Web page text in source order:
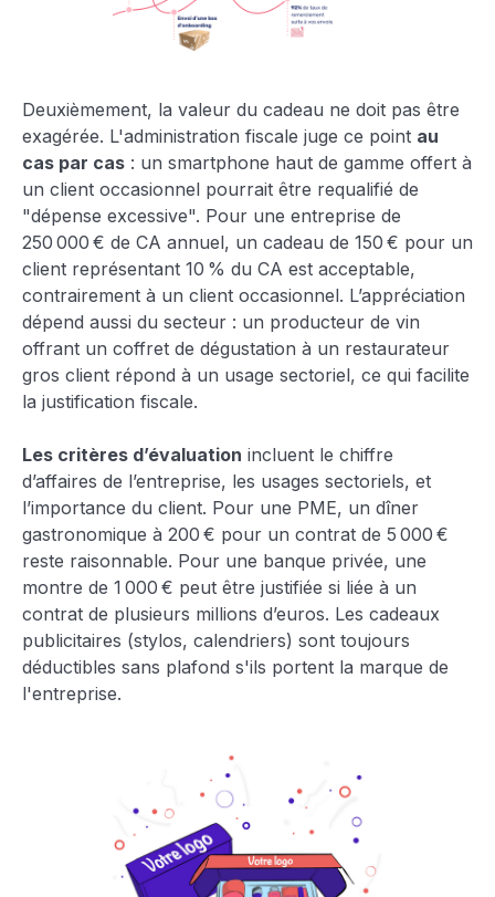
Deuxièmement, la valeur du cadeau ne doit pas être
exagérée. L'administration fiscale juge ce point au
cas par cas : un smartphone haut de gamme offert à
un client occasionnel pourrait être requalifié de
"dépense excessive". Pour une entreprise de
250 000 € de CA annuel, un cadeau de 150 € pour un
client représentant 10 % du CA est acceptable,
contrairement à un client occasionnel. L’appréciation
dépend aussi du secteur : un producteur de vin
offrant un coffret de dégustation à un restaurateur
gros client répond à un usage sectoriel, ce qui facilite
la justification fiscale.
Les critères d’évaluation incluent le chiffre
d’affaires de l’entreprise, les usages sectoriels, et
l’importance du client. Pour une PME, un dîner
gastronomique à 200 € pour un contrat de 5 000 €
reste raisonnable. Pour une banque privée, une
montre de 1 000 € peut être justifiée si liée à un
contrat de plusieurs millions d’euros. Les cadeaux
publicitaires (stylos, calendriers) sont toujours
déductibles sans plafond s'ils portent la marque de
l'entreprise.